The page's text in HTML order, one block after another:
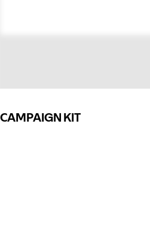
CAMPAIGN KIT